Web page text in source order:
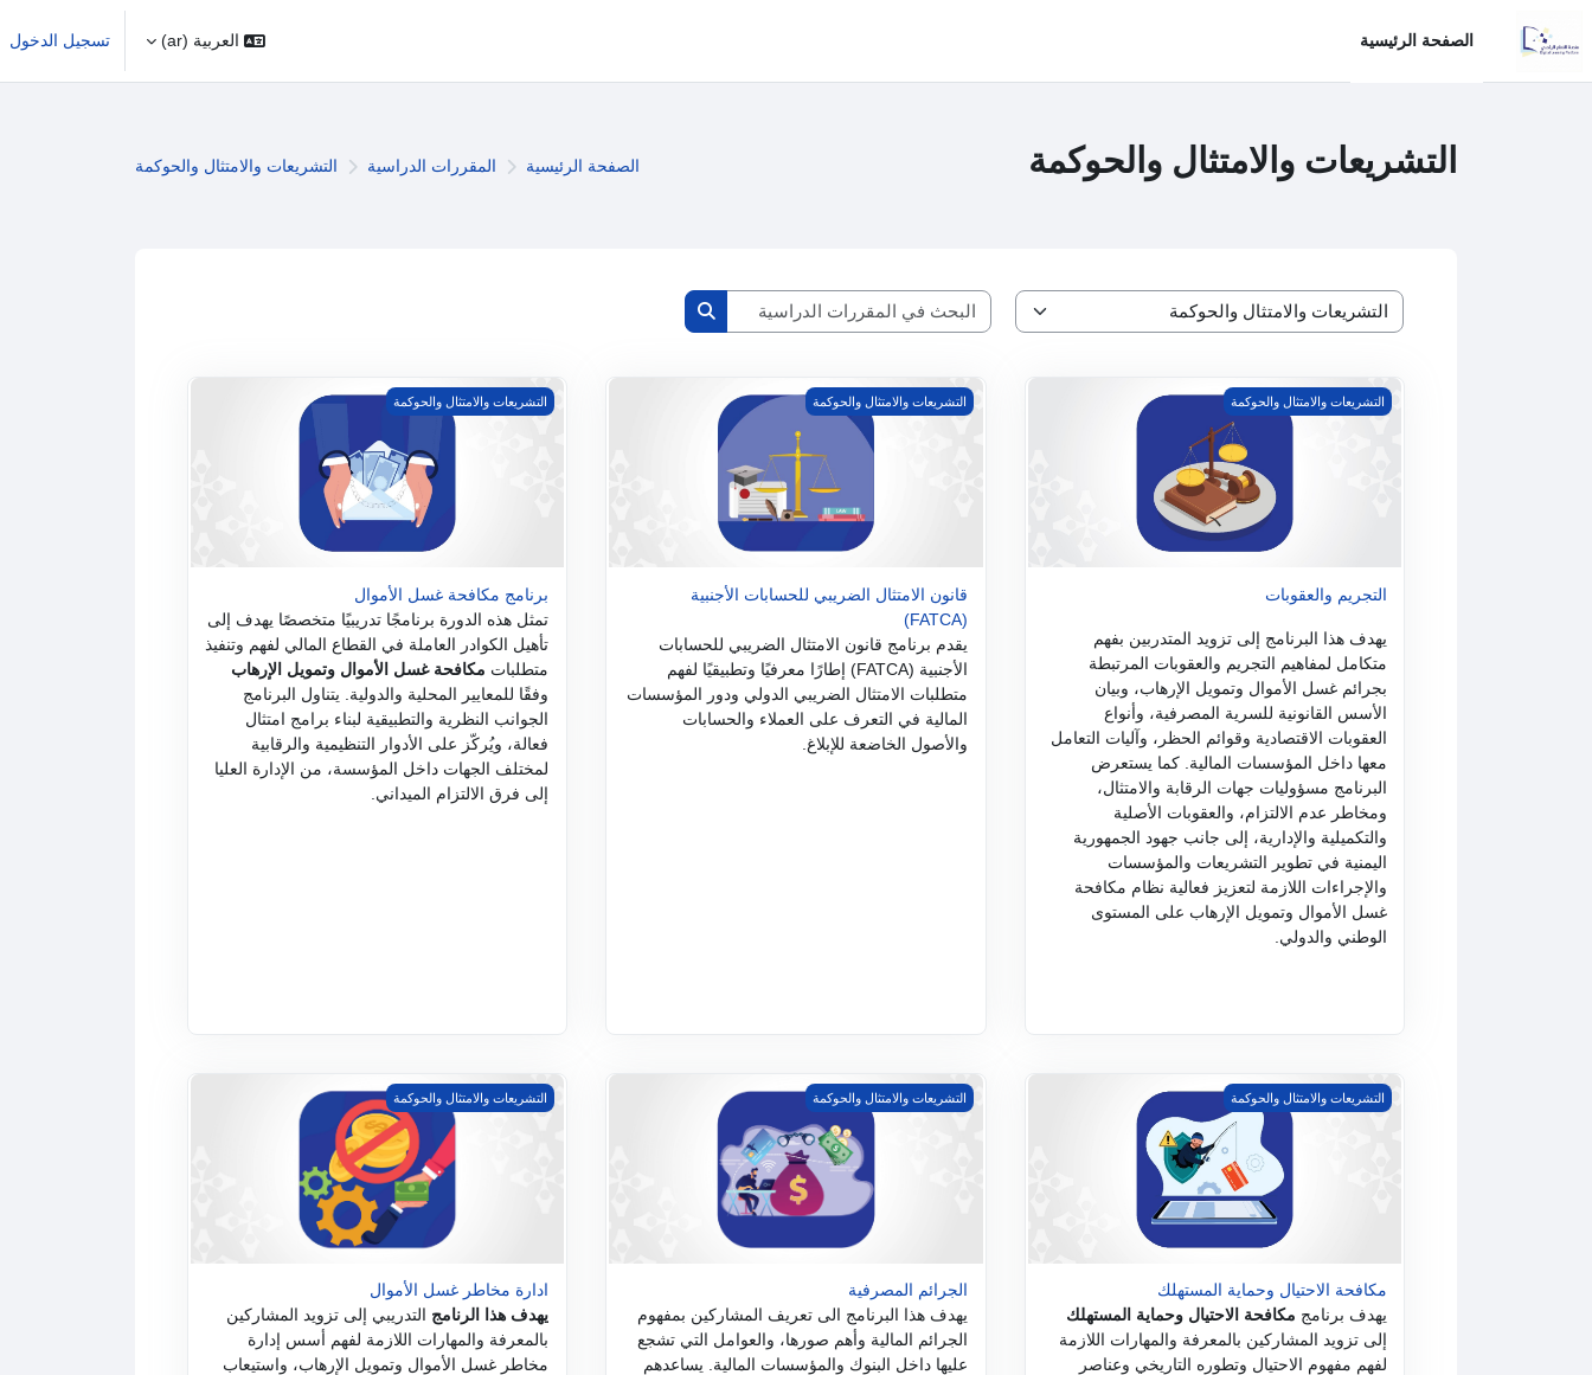
الصفحة الرئيسية
العربية ‎(ar)‎ تسجيل الدخول
التشريعات والامتثال والحوكمة الصفحة الرئيسية المقررات الدراسية التشريعات والامتثال والحوكمة
تصنيفات المقررات
البحث في المقررات الدراسية
البحث في المقررات الدراسية
التجريم والعقوبات
التشريعات والامتثال والحوكمة
التجريم والعقوبات
يهدف هذا البرنامج إلى تزويد المتدربين بفهم
متكامل لمفاهيم التجريم والعقوبات المرتبطة
بجرائم غسل الأموال وتمويل الإرهاب، وبيان
الأسس القانونية للسرية المصرفية، وأنواع
العقوبات الاقتصادية وقوائم الحظر، وآليات التعامل
معها داخل المؤسسات المالية. كما يستعرض
البرنامج مسؤوليات جهات الرقابة والامتثال،
ومخاطر عدم الالتزام، والعقوبات الأصلية
والتكميلية والإدارية، إلى جانب جهود الجمهورية
اليمنية في تطوير التشريعات والمؤسسات
والإجراءات اللازمة لتعزيز فعالية نظام مكافحة
غسل الأموال وتمويل الإرهاب على المستوى
الوطني والدولي.
قانون الامتثال الضريبي للحسابات الأجنبية (FATCA)
التشريعات والامتثال والحوكمة
قانون الامتثال الضريبي للحسابات الأجنبية
(FATCA)
يقدم برنامج قانون الامتثال الضريبي للحسابات
الأجنبية (FATCA) إطارًا معرفيًا وتطبيقيًا لفهم
متطلبات الامتثال الضريبي الدولي ودور المؤسسات
المالية في التعرف على العملاء والحسابات
والأصول الخاضعة للإبلاغ.
برنامج مكافحة غسل الأموال
التشريعات والامتثال والحوكمة
برنامج مكافحة غسل الأموال
تمثل هذه الدورة برنامجًا تدريبيًا متخصصًا يهدف إلى
تأهيل الكوادر العاملة في القطاع المالي لفهم وتنفيذ
متطلبات مكافحة غسل الأموال وتمويل الإرهاب
وفقًا للمعايير المحلية والدولية. يتناول البرنامج
الجوانب النظرية والتطبيقية لبناء برامج امتثال
فعالة، ويُركّز على الأدوار التنظيمية والرقابية
لمختلف الجهات داخل المؤسسة، من الإدارة العليا
إلى فرق الالتزام الميداني.
مكافحة الاحتيال وحماية المستهلك
التشريعات والامتثال والحوكمة
مكافحة الاحتيال وحماية المستهلك
يهدف برنامج مكافحة الاحتيال وحماية المستهلك
إلى تزويد المشاركين بالمعرفة والمهارات اللازمة
لفهم مفهوم الاحتيال وتطوره التاريخي وعناصر
الجرائم المصرفية
التشريعات والامتثال والحوكمة
الجرائم المصرفية
يهدف هذا البرنامج الى تعريف المشاركين بمفهوم
الجرائم المالية وأهم صورها، والعوامل التي تشجع
عليها داخل البنوك والمؤسسات المالية. يساعدهم
ادارة مخاطر غسل الأموال
التشريعات والامتثال والحوكمة
ادارة مخاطر غسل الأموال
يهدف هذا الرنامج التدريبي إلى تزويد المشاركين
بالمعرفة والمهارات اللازمة لفهم أسس إدارة
مخاطر غسل الأموال وتمويل الإرهاب، واستيعاب